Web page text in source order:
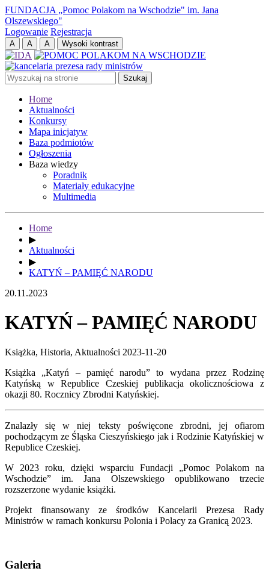
FUNDACJA „Pomoc Polakom na Wschodzie" im. Jana
Olszewskiego"
Logowanie Rejestracja
Home
Aktualności
Konkursy
Mapa inicjatyw
Baza podmiotów
Ogłoszenia
Baza wiedzy
Poradnik
Materiały edukacyjne
Multimedia
Home
▶
Aktualności
▶
KATYŃ – PAMIĘĆ NARODU
20.11.2023
KATYŃ – PAMIĘĆ NARODU
Książka, Historia, Aktualności 2023-11-20
Książka „Katyń – pamięć narodu” to wydana przez Rodzinę
Katyńską w Republice Czeskiej publikacja okolicznościowa z
okazji 80. Rocznicy Zbrodni Katyńskiej.
Znalazły się w niej teksty poświęcone zbrodni, jej ofiarom
pochodzącym ze Śląska Cieszyńskiego jak i Rodzinie Katyńskiej w
Republice Czeskiej.
W 2023 roku, dzięki wsparciu Fundacji „Pomoc Polakom na
Wschodzie” im. Jana Olszewskiego opublikowano trzecie
rozszerzone wydanie książki.
Projekt finansowany ze środków Kancelarii Prezesa Rady
Ministrów w ramach konkursu Polonia i Polacy za Granicą 2023.
Galeria